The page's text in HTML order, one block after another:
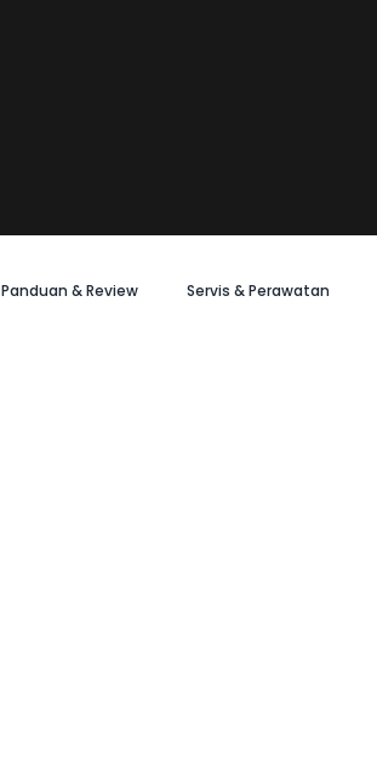
Panduan & Review Servis & Perawatan